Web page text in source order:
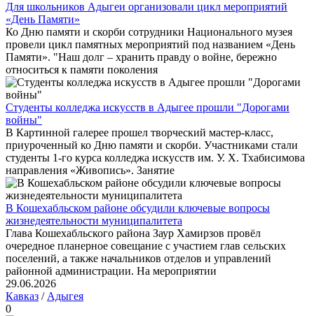
Для школьников Адыгеи организовали цикл мероприятий
«День Памяти»
Ко Дню памяти и скорби сотрудники Национального музея
провели цикл памятных мероприятий под названием «День
Памяти». "Наш долг – хранить правду о войне, бережно
относиться к памяти поколения
Студенты колледжа искусств в Адыгее прошли "Дорогами
войны"
В Картинной галерее прошел творческий мастер-класс,
приуроченный ко Дню памяти и скорби. Участниками стали
студенты 1-го курса колледжа искусств им. У. Х. Тхабисимова
направления «Живопись». Занятие
В Кошехабльском районе обсудили ключевые вопросы
жизнедеятельности муниципалитета
Глава Кошехабльского района Заур Хамирзов провёл
очередное планерное совещание с участием глав сельских
поселений, а также начальников отделов и управлений
районной администрации. На мероприятии
29.06.2026
Кавказ / Адыгея
0